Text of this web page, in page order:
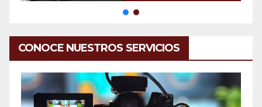
CONOCE NUESTROS SERVICIOS